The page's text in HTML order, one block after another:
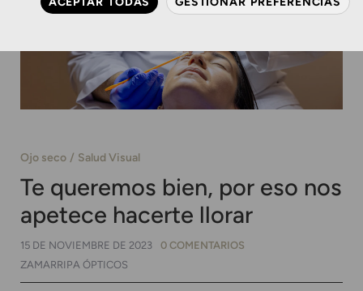
Ojo seco Salud Visual
Te queremos bien, por eso nos
apetece hacerte llorar
15 DE NOVIEMBRE DE 2023
0 COMENTARIOS
ZAMARRIPA ÓPTICOS